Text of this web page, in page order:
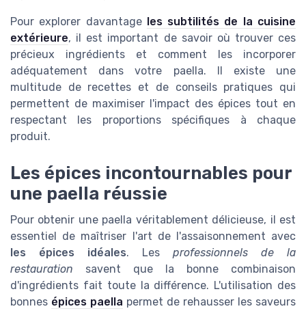
Pour explorer davantage les subtilités de la cuisine
extérieure, il est important de savoir où trouver ces
précieux ingrédients et comment les incorporer
adéquatement dans votre paella. Il existe une
multitude de recettes et de conseils pratiques qui
permettent de maximiser l'impact des épices tout en
respectant les proportions spécifiques à chaque
produit.
Les épices incontournables pour
une paella réussie
Pour obtenir une paella véritablement délicieuse, il est
essentiel de maîtriser l'art de l'assaisonnement avec
les épices idéales. Les professionnels de la
restauration savent que la bonne combinaison
d'ingrédients fait toute la différence. L'utilisation des
bonnes épices paella permet de rehausser les saveurs